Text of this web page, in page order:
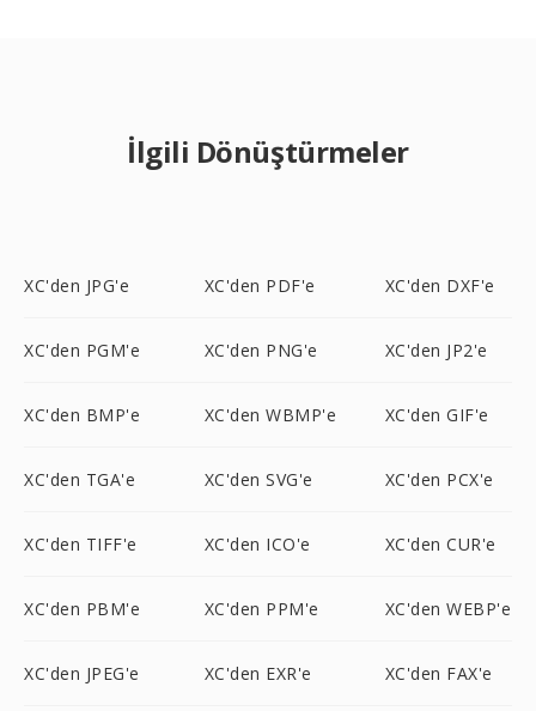
İlgili Dönüştürmeler
XC'den JPG'e XC'den PDF'e XC'den DXF'e
XC'den PGM'e XC'den PNG'e XC'den JP2'e
XC'den BMP'e XC'den WBMP'e XC'den GIF'e
XC'den TGA'e XC'den SVG'e XC'den PCX'e
XC'den TIFF'e XC'den ICO'e XC'den CUR'e
XC'den PBM'e XC'den PPM'e XC'den WEBP'e
XC'den JPEG'e XC'den EXR'e XC'den FAX'e